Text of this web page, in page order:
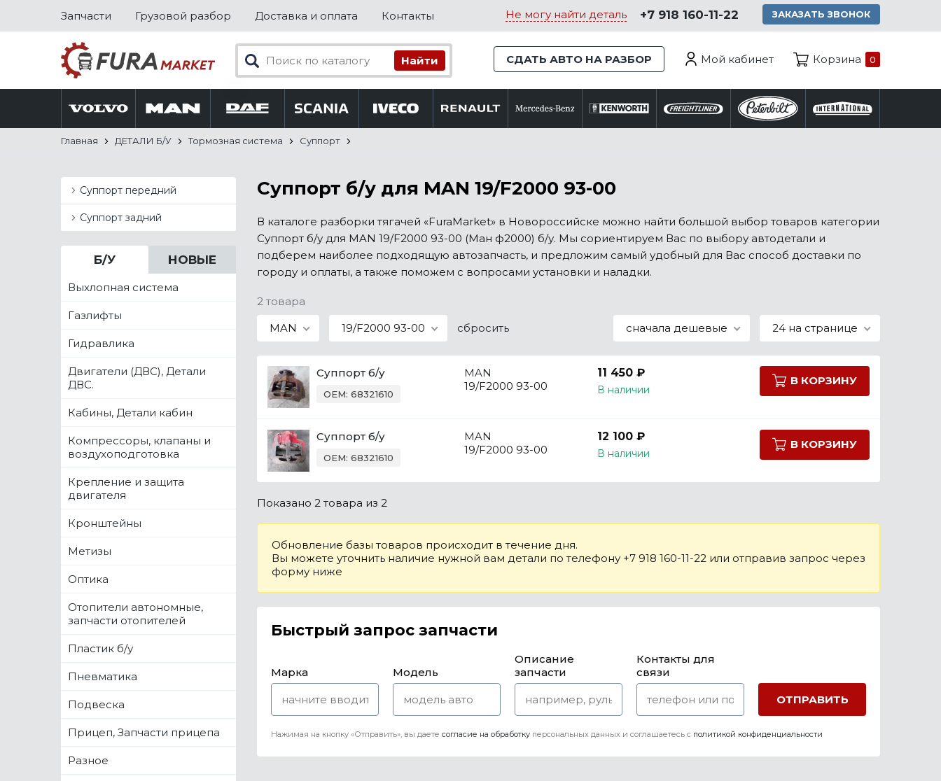
Запчасти Грузовой разбор Доставка и оплата Контакты Не могу найти деталь +7 918 160-11-22 ЗАКАЗАТЬ ЗВОНОК
СДАТЬ АВТО НА РАЗБОР Мой кабинет Корзина 0
Главная ДЕТАЛИ Б/У Тормозная система Суппорт
Суппорт передний
Суппорт задний
Б/У НОВЫЕ
Выхлопная система
Газлифты
Гидравлика
Двигатели (ДВС), Детали
ДВС.
Кабины, Детали кабин
Компрессоры, клапаны и
воздухоподготовка
Крепление и защита
двигателя
Кронштейны
Метизы
Оптика
Отопители автономные,
запчасти отопителей
Пластик б/у
Пневматика
Подвеска
Прицеп, Запчасти прицепа
Разное
Суппорт б/у для MAN 19/F2000 93-00
В каталоге разборки тягачей «FuraMarket» в Новороссийске можно найти большой выбор товаров категории
Суппорт б/у для MAN 19/F2000 93-00 (Ман ф2000) б/у. Мы сориентируем Вас по выбору автодетали и
подберем наиболее подходящую автозапчасть, и предложим самый удобный для Вас способ доставки по
городу и оплаты, а также поможем с вопросами установки и наладки.
2 товара
MAN
19/F2000 93-00 сбросить сначала дешевые 24 на странице
Суппорт б/у
OEM: 68321610
MAN
19/F2000 93-00
11 450 ₽
В наличии
В КОРЗИНУ
Суппорт б/у
OEM: 68321610
MAN
19/F2000 93-00
12 100 ₽
В наличии
В КОРЗИНУ
Показано 2 товара из 2
Обновление базы товаров происходит в течение дня.
Вы можете уточнить наличие нужной вам детали по телефону +7 918 160-11-22 или отправив запрос через
форму ниже
Быстрый запрос запчасти
Марка Модель
Описание
запчасти
Контакты для
связи
Нажимая на кнопку «Отправить», вы даете согласие на обработку персональных данных и соглашаетесь c политикой конфиденциальности